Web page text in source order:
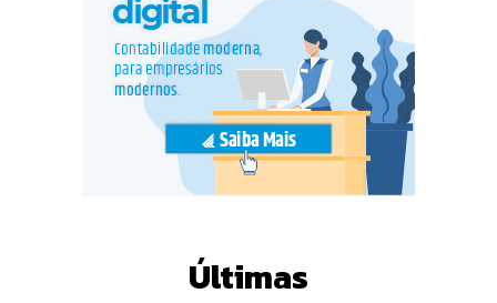
Últimas